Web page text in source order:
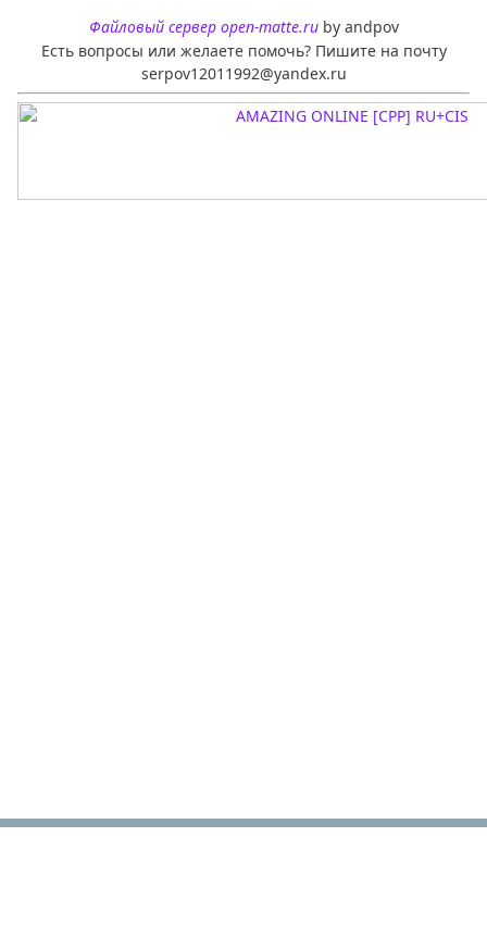
Файловый сервер open-matte.ruby andpov
Есть вопросы или желаете помочь? Пишите на почту
serpov12011992@yandex.ru